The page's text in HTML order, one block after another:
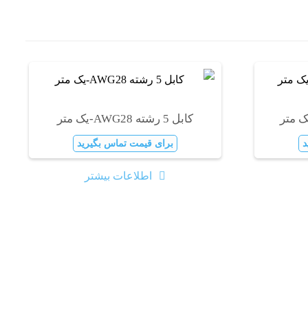
کابل 5 رشته AWG28-یک متر
برای قیمت تماس بگیرید
اطلاعات بیشتر